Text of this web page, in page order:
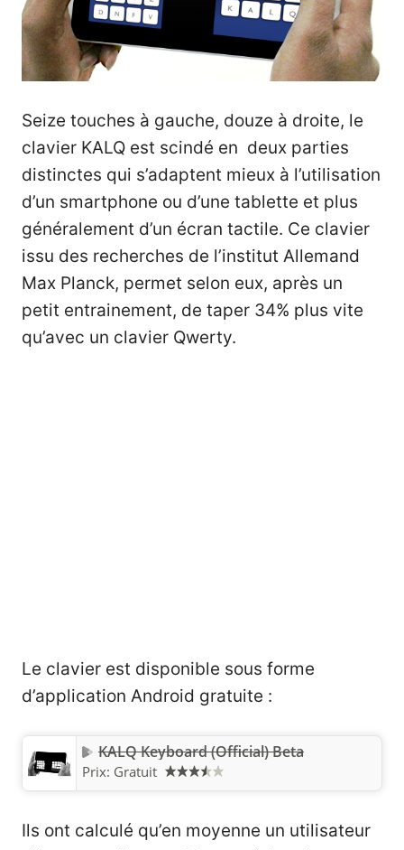
Seize touches à gauche, douze à droite, le
clavier KALQ est scindé en deux parties
distinctes qui s’adaptent mieux à l’utilisation
d’un smartphone ou d’une tablette et plus
généralement d’un écran tactile. Ce clavier
issu des recherches de l’institut Allemand
Max Planck, permet selon eux, après un
petit entrainement, de taper 34% plus vite
qu’avec un clavier Qwerty.
Le clavier est disponible sous forme
d’application Android gratuite :
KALQ Keyboard (Official) Beta
Prix: Gratuit
Ils ont calculé qu’en moyenne un utilisateur